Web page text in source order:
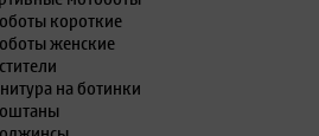
короткие
женские
на ботинки